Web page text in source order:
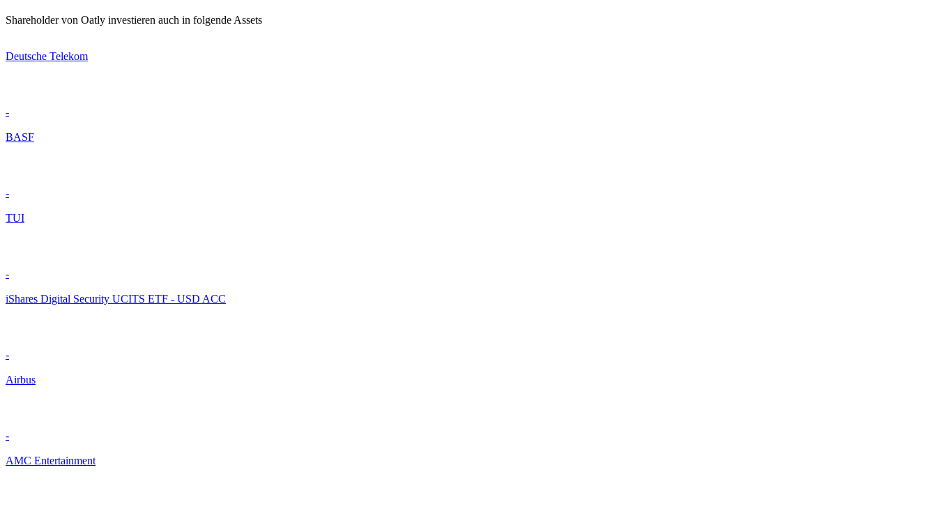
Shareholder von Oatly investieren auch in folgende Assets
Deutsche Telekom
-
BASF
-
TUI
-
iShares Digital Security UCITS ETF - USD ACC
-
Airbus
-
AMC Entertainment